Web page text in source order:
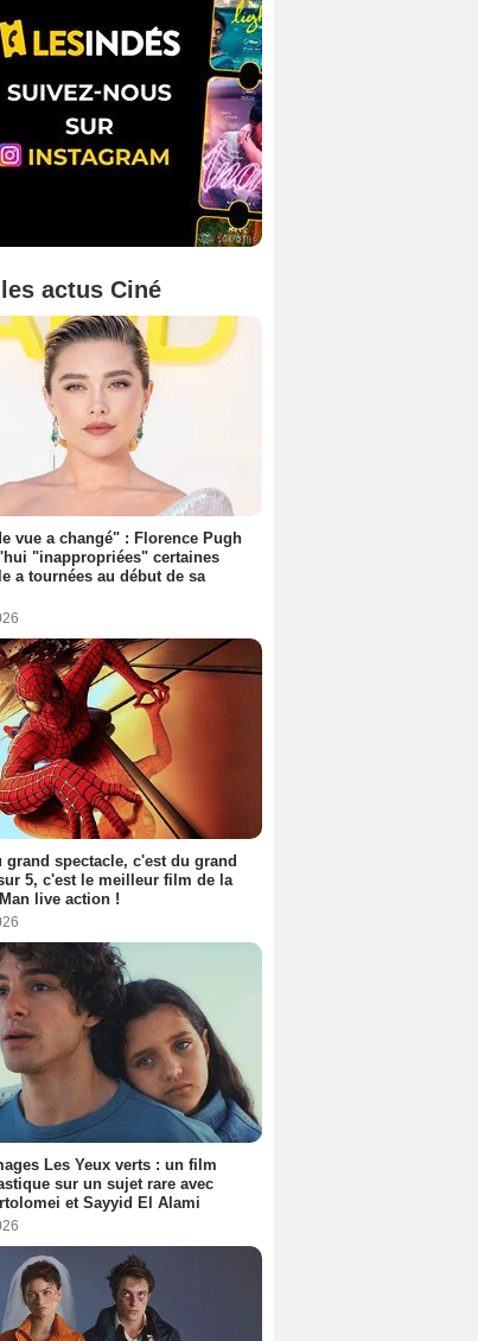
actus Ciné
vue a changé" : Florence Pugh
"inappropriées" certaines
a tournées au début de sa
spectacle, c'est du grand
5, c'est le meilleur film de la
live action !
Les Yeux verts : un film
sur un sujet rare avec
et Sayyid El Alami